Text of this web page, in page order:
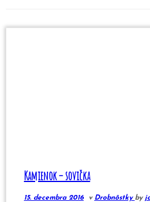
Kamienok – sovička
15. decembra 2016v Drobnôstky by